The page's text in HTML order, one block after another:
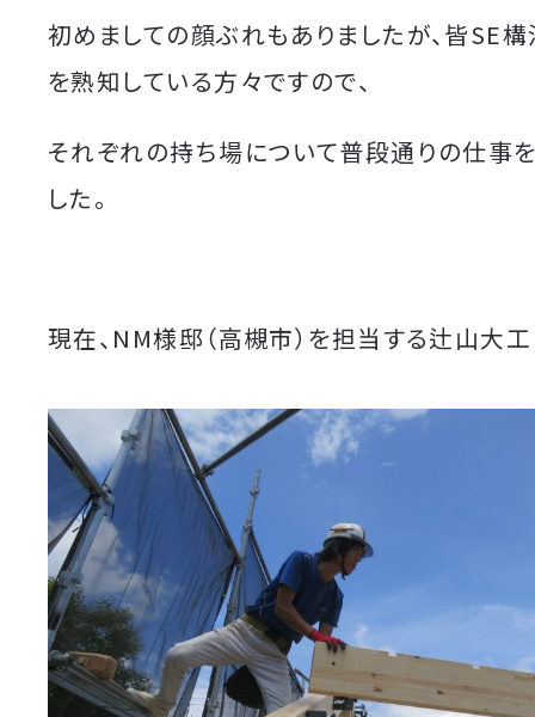
初めましての顔ぶれもありましたが、皆SE
を熟知している方々ですので、
それぞれの持ち場について普段通りの仕事
した。
現在、NM様邸（高槻市）を担当する辻山大工